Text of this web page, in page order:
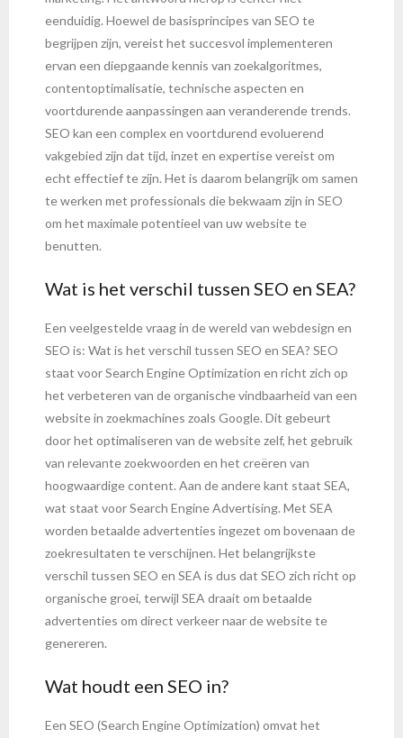
eenduidig. Hoewel de basisprincipes van SEO te
begrijpen zijn, vereist het succesvol implementeren
ervan een diepgaande kennis van zoekalgoritmes,
contentoptimalisatie, technische aspecten en
voortdurende aanpassingen aan veranderende trends.
SEO kan een complex en voortdurend evoluerend
vakgebied zijn dat tijd, inzet en expertise vereist om
echt effectief te zijn. Het is daarom belangrijk om samen
te werken met professionals die bekwaam zijn in SEO
om het maximale potentieel van uw website te
benutten.
Wat is het verschil tussen SEO en SEA?
Een veelgestelde vraag in de wereld van webdesign en
SEO is: Wat is het verschil tussen SEO en SEA? SEO
staat voor Search Engine Optimization en richt zich op
het verbeteren van de organische vindbaarheid van een
website in zoekmachines zoals Google. Dit gebeurt
door het optimaliseren van de website zelf, het gebruik
van relevante zoekwoorden en het creëren van
hoogwaardige content. Aan de andere kant staat SEA,
wat staat voor Search Engine Advertising. Met SEA
worden betaalde advertenties ingezet om bovenaan de
zoekresultaten te verschijnen. Het belangrijkste
verschil tussen SEO en SEA is dus dat SEO zich richt op
organische groei, terwijl SEA draait om betaalde
advertenties om direct verkeer naar de website te
genereren.
Wat houdt een SEO in?
Een SEO (Search Engine Optimization) omvat het